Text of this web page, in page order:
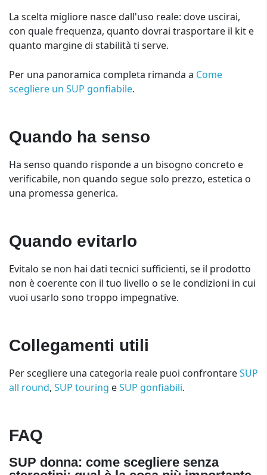
La scelta migliore nasce dall'uso reale: dove uscirai,
con quale frequenza, quanto dovrai trasportare il kit e
quanto margine di stabilità ti serve.
Per una panoramica completa rimanda a Come
scegliere un SUP gonfiabile.
Quando ha senso
Ha senso quando risponde a un bisogno concreto e
verificabile, non quando segue solo prezzo, estetica o
una promessa generica.
Quando evitarlo
Evitalo se non hai dati tecnici sufficienti, se il prodotto
non è coerente con il tuo livello o se le condizioni in cui
vuoi usarlo sono troppo impegnative.
Collegamenti utili
Per scegliere una categoria reale puoi confrontareSUP
all round, SUP touring eSUP gonfiabili.
FAQ
SUP donna: come scegliere senza